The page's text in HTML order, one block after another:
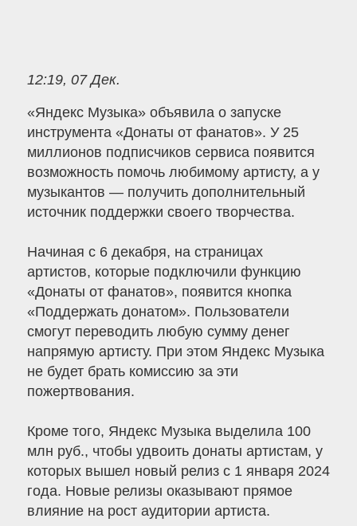
12:19, 07 Дек.
«Яндекс Музыка» объявила о запуске
инструмента «Донаты от фанатов». У 25
миллионов подписчиков сервиса появится
возможность помочь любимому артисту, а у
музыкантов — получить дополнительный
источник поддержки своего творчества.
Начиная с 6 декабря, на страницах
артистов, которые подключили функцию
«Донаты от фанатов», появится кнопка
«Поддержать донатом». Пользователи
смогут переводить любую сумму денег
напрямую артисту. При этом Яндекс Музыка
не будет брать комиссию за эти
пожертвования.
Кроме того, Яндекс Музыка выделила 100
млн руб., чтобы удвоить донаты артистам, у
которых вышел новый релиз с 1 января 2024
года. Новые релизы оказывают прямое
влияние на рост аудитории артиста.